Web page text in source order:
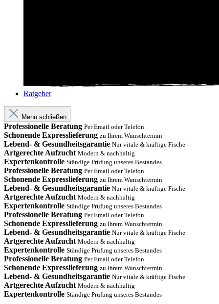
Ratgeber
Menü schließen
Professionelle Beratung Per Email oder Telefon
Schonende Expresslieferung zu Ihrem Wunschtermin
Lebend- & Gesundheitsgarantie Nur vitale & kräftige Fische
Artgerechte Aufzucht Modern & nachhaltig
Expertenkontrolle Ständige Prüfung unseres Bestandes
Professionelle Beratung Per Email oder Telefon
Schonende Expresslieferung zu Ihrem Wunschtermin
Lebend- & Gesundheitsgarantie Nur vitale & kräftige Fische
Artgerechte Aufzucht Modern & nachhaltig
Expertenkontrolle Ständige Prüfung unseres Bestandes
Professionelle Beratung Per Email oder Telefon
Schonende Expresslieferung zu Ihrem Wunschtermin
Lebend- & Gesundheitsgarantie Nur vitale & kräftige Fische
Artgerechte Aufzucht Modern & nachhaltig
Expertenkontrolle Ständige Prüfung unseres Bestandes
Professionelle Beratung Per Email oder Telefon
Schonende Expresslieferung zu Ihrem Wunschtermin
Lebend- & Gesundheitsgarantie Nur vitale & kräftige Fische
Artgerechte Aufzucht Modern & nachhaltig
Expertenkontrolle Ständige Prüfung unseres Bestandes